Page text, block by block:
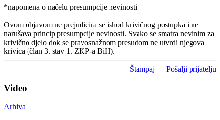
*napomena o načelu presumpcije nevinosti
Ovom objavom ne prejudicira se ishod krivičnog postupka i ne
narušava princip presumpcije nevinosti. Svako se smatra nevinim za
krivično djelo dok se pravosnažnom presudom ne utvrdi njegova
krivica (član 3. stav 1. ZKP-a BiH).
Štampaj Pošalji prijatelju
Video
Arhiva